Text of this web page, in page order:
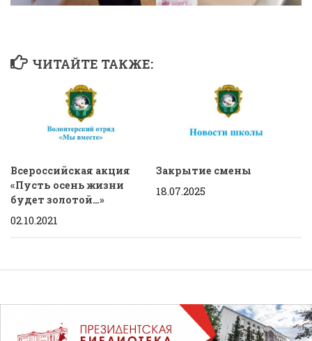
ЧИТАЙТЕ ТАКЖЕ:
Всероссийская акция
«Пусть осень жизни
будет золотой…»
02.10.2021
Закрытие смены
18.07.2025